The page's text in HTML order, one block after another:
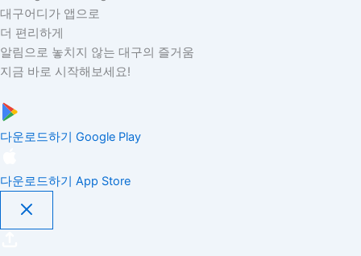
대구어디가 앱으로
더 편리하게
알림으로 놓치지 않는 대구의 즐거움
지금 바로 시작해보세요!
다운로드하기 Google Play
다운로드하기 App Store